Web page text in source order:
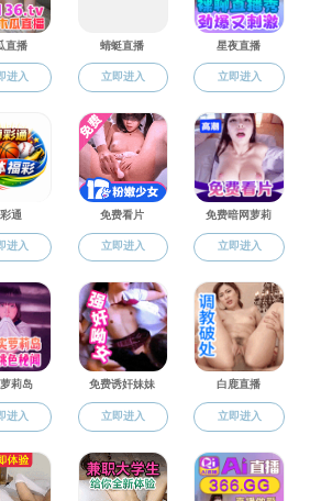
研究生教育>>工学博士 >> 正文
业始建于1956年，1991年获
位授予权，2011年入选自治区
用省部共建国家重点实验室培
，针对钢铁、稀土等支柱产业
与过程优化”、“稀土资源利用